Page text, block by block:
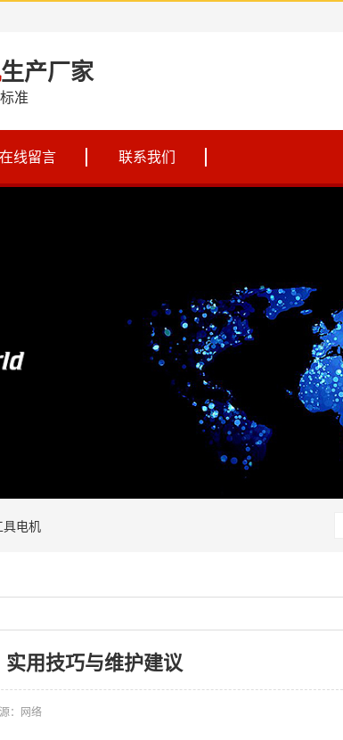
生产厂家
准
在线留言 联系我们
具电机
用技巧与维护建议
：网络